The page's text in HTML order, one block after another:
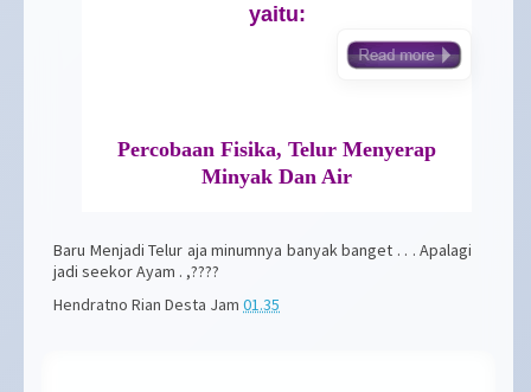
yaitu:
Percobaan Fisika, Telur Menyerap
Minyak Dan Air
Baru Menjadi Telur aja minumnya banyak banget . . . Apalagi
jadi seekor Ayam . ,????
Hendratno Rian Desta Jam 01.35